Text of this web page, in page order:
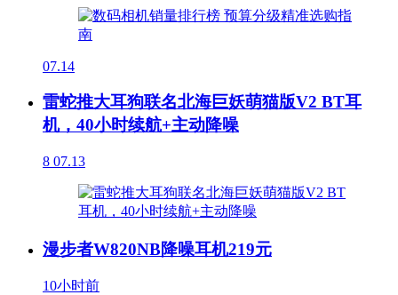
07.14
雷蛇推大耳狗联名北海巨妖萌猫版V2 BT耳
机，40小时续航+主动降噪
8 07.13
漫步者W820NB降噪耳机219元
10小时前